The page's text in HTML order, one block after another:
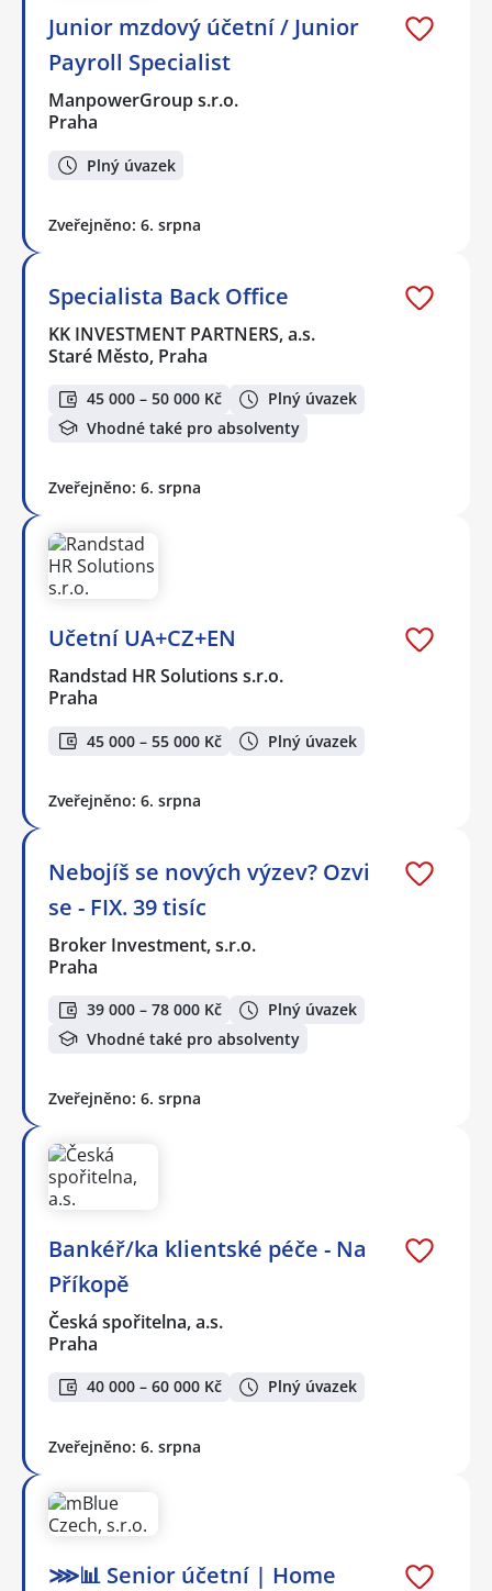
Junior mzdový účetní / Junior
Payroll Specialist
ManpowerGroup s.r.o.
Praha
Plný úvazek
Zveřejněno: 6. srpna
Specialista Back Office
KK INVESTMENT PARTNERS, a.s.
Staré Město, Praha
45 000 – 50 000 Kč
Plný úvazek
Vhodné také pro absolventy
Zveřejněno: 6. srpna
Učetní UA+CZ+EN
Randstad HR Solutions s.r.o.
Praha
45 000 – 55 000 Kč Plný úvazek
Zveřejněno: 6. srpna
Nebojíš se nových výzev? Ozvi
se - FIX. 39 tisíc
Broker Investment, s.r.o.
Praha
39 000 – 78 000 Kč
Plný úvazek
Vhodné také pro absolventy
Zveřejněno: 6. srpna
Bankéř/ka klientské péče - Na
Příkopě
Česká spořitelna, a.s.
Praha
40 000 – 60 000 Kč Plný úvazek
Zveřejněno: 6. srpna
⋙📊 Senior účetní | Home